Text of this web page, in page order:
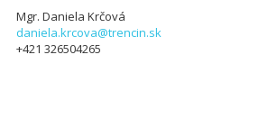
Mgr. Daniela Krčová
daniela.krcova@trencin.sk
+421 326504265